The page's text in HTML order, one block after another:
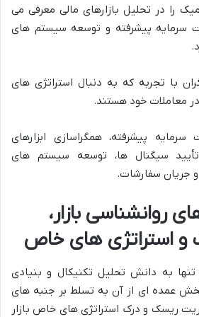
را در تحلیل بازارهای مالی معرفی می
سرمایه پیشرفته و توسعه سیستم های
با تجربه که به دنبال استراتژی های
معاملات خود هستند.
سرمایه پیشرفته، همگراسازی ابزارهای
سیگنال ها، توسعه سیستم های
و جریان سفارشات.
روانشناسی بازار،
استراتژی های خاص
به دانش تحلیل تکنیکال و بنیادی
عمده ای از آن به تسلط بر جنبه های
ریسک و درک استراتژی های خاص بازار